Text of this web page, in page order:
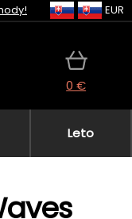
EUR
0 €
Leto